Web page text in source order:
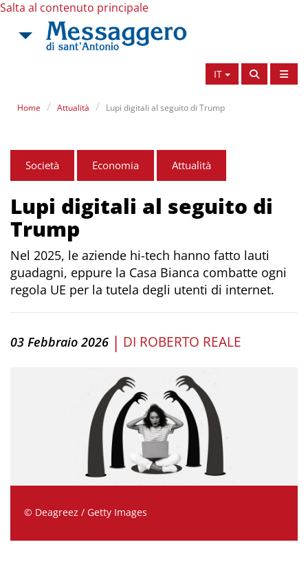
Salta al contenuto principale
IT
Home Attualità Lupi digitali al seguito di Trump
Società Economia Attualità
Lupi digitali al seguito di
Trump
Nel 2025, le aziende hi-tech hanno fatto lauti
guadagni, eppure la Casa Bianca combatte ogni
regola UE per la tutela degli utenti di internet.
03 Febbraio 2026 | DI ROBERTO REALE
© Deagreez / Getty Images